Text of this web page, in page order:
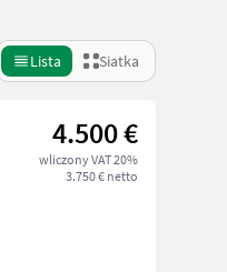
Lista Siatka
4.500 €
wliczony VAT 20%
3.750 € netto